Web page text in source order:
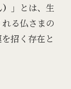
」
とは、生
る仏さまの
招く存在と